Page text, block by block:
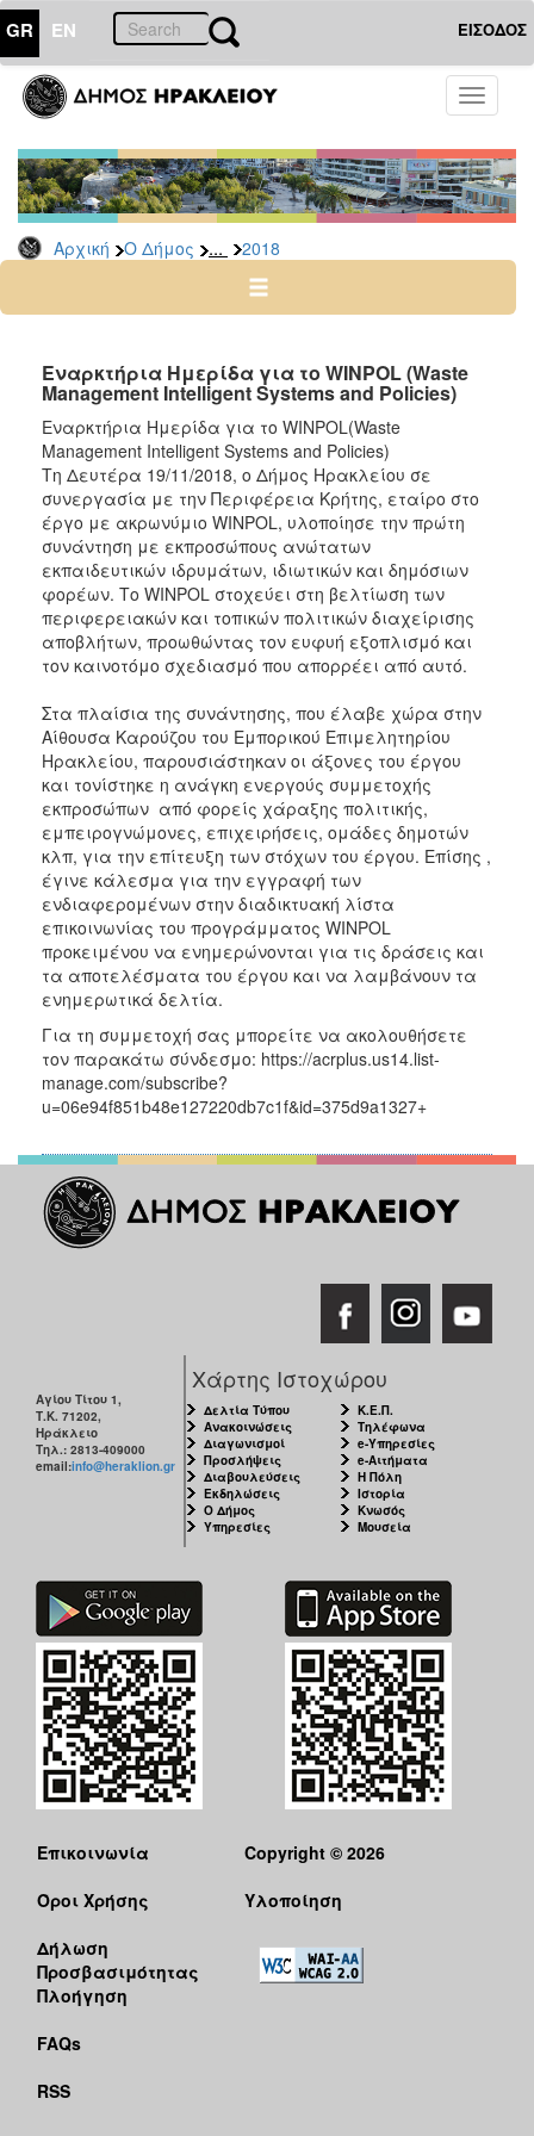
GR EN ΕΙΣΟΔΟΣ
Toggle
Αρχική Ο Δήμος ... 2018
ΔΗΜΟΣ
Δελτία
Τύπου
Αρχείο
2026
2024
2022
2021
2020
2019
2018
2017
2016
2015
2013
2012
2011
2010
2006
ΤΟΠΟΣ
ΠΟΛΙΤΙΣΜΟΣ
ΑΝΘΕΚΤΙΚΗ
ΠΟΛΗ
Εναρκτήρια Ημερίδα για το WINPOL (Waste
Management Intelligent Systems and Policies)
Εναρκτήρια Ημερίδα για το WINPOL(Waste
Management Intelligent Systems and Policies)
Τη Δευτέρα 19/11/2018, ο Δήμος Ηρακλείου σε
συνεργασία με την Περιφέρεια Κρήτης, εταίρο στο
έργο με ακρωνύμιο WINPOL, υλοποίησε την πρώτη
συνάντηση με εκπροσώπους ανώτατων
εκπαιδευτικών ιδρυμάτων, ιδιωτικών και δημόσιων
φορέων. Το WINPOL στοχεύει στη βελτίωση των
περιφερειακών και τοπικών πολιτικών διαχείρισης
αποβλήτων, προωθώντας τον ευφυή εξοπλισμό και
τον καινοτόμο σχεδιασμό που απορρέει από αυτό.
Στα πλαίσια της συνάντησης, που έλαβε χώρα στην
Αίθουσα Καρούζου του Εμπορικού Επιμελητηρίου
Ηρακλείου, παρουσιάστηκαν οι άξονες του έργου
και τονίστηκε η ανάγκη ενεργούς συμμετοχής
εκπροσώπων από φορείς χάραξης πολιτικής,
εμπειρογνώμονες, επιχειρήσεις, ομάδες δημοτών
κλπ, για την επίτευξη των στόχων του έργου. Επίσης ,
έγινε κάλεσμα για την εγγραφή των
ενδιαφερομένων στην διαδικτυακή λίστα
επικοινωνίας του προγράμματος WINPOL
προκειμένου να ενημερώνονται για τις δράσεις και
τα αποτελέσματα του έργου και να λαμβάνουν τα
ενημερωτικά δελτία.
Για τη συμμετοχή σας μπορείτε να ακολουθήσετε
τον παρακάτω σύνδεσμο: https://acrplus.us14.list-
manage.com/subscribe?
u=06e94f851b48e127220db7c1f&id=375d9a1327+
Αγίου Τίτου 1,
Τ.Κ. 71202,
Ηράκλειο
Τηλ.: 2813-409000
email:info@heraklion.gr
Χάρτης Ιστοχώρου
Δελτία Τύπου
Ανακοινώσεις
Διαγωνισμοί
Προσλήψεις
Διαβουλεύσεις
Εκδηλώσεις
Ο Δήμος
Υπηρεσίες
Κ.Ε.Π.
Τηλέφωνα
e-Υπηρεσίες
e-Αιτήματα
Η Πόλη
Ιστορία
Κνωσός
Μουσεία
Επικοινωνία
Όροι Χρήσης
Δήλωση
Προσβασιμότητας
Πλοήγηση
FAQs
RSS
Copyright © 2026
Υλοποίηση